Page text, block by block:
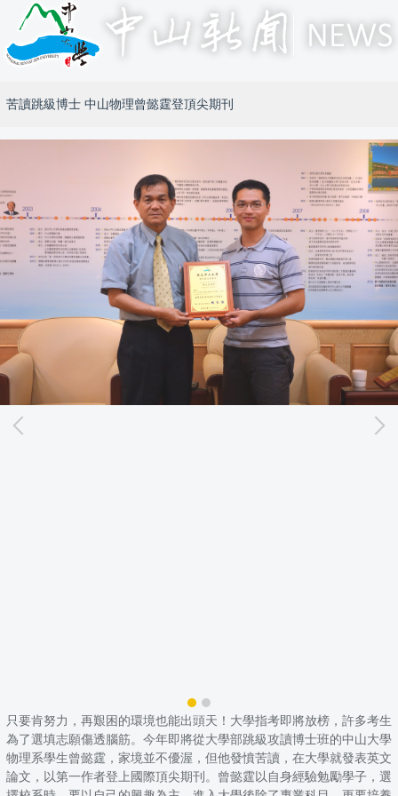
苦讀跳級博士 中山物理曾懿霆登頂尖期刊
只要肯努力，再艱困的環境也能出頭天！大學指考即將放榜，許多考生
為了選填志願傷透腦筋。今年即將從大學部跳級攻讀博士班的中山大學
物理系學生曾懿霆，家境並不優渥，但他發憤苦讀，在大學就發表英文
論文，以第一作者登上國際頂尖期刊。曾懿霆以自身經驗勉勵學子，選